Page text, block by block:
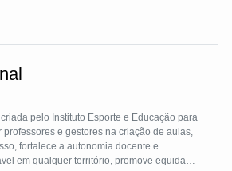
pelo Instituto Esporte e Educação para
e gestores na criação de aulas,
fortalece a autonomia docente e
em qualquer território, promove equidade,